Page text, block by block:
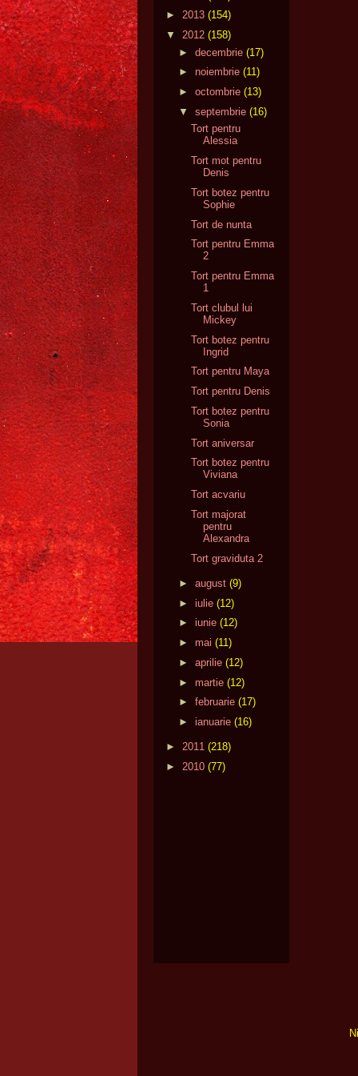
► 2013 (154)
▼
2012 (158)
► decembrie (17)
► noiembrie (11)
► octombrie (13)
▼
septembrie (16)
Tort pentru
Alessia
Tort mot pentru
Denis
Tort botez pentru
Sophie
Tort de nunta
Tort pentru Emma
2
Tort pentru Emma
1
Tort clubul lui
Mickey
Tort botez pentru
Ingrid
Tort pentru Maya
Tort pentru Denis
Tort botez pentru
Sonia
Tort aniversar
Tort botez pentru
Viviana
Tort acvariu
Tort majorat
pentru
Alexandra
Tort graviduta 2
► august (9)
► iulie (12)
► iunie (12)
► mai (11)
► aprilie (12)
► martie (12)
► februarie (17)
► ianuarie (16)
► 2011 (218)
► 2010 (77)